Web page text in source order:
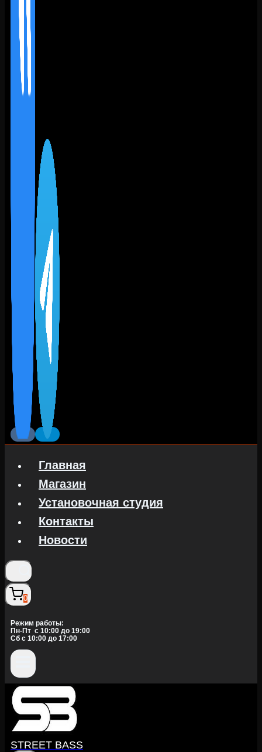
Главная
Магазин
Установочная студия
Контакты
Новости
0
Режим работы:
Пн-Пт c 10:00 до 19:00
Сб с 10:00 до 17:00
STREET BASS